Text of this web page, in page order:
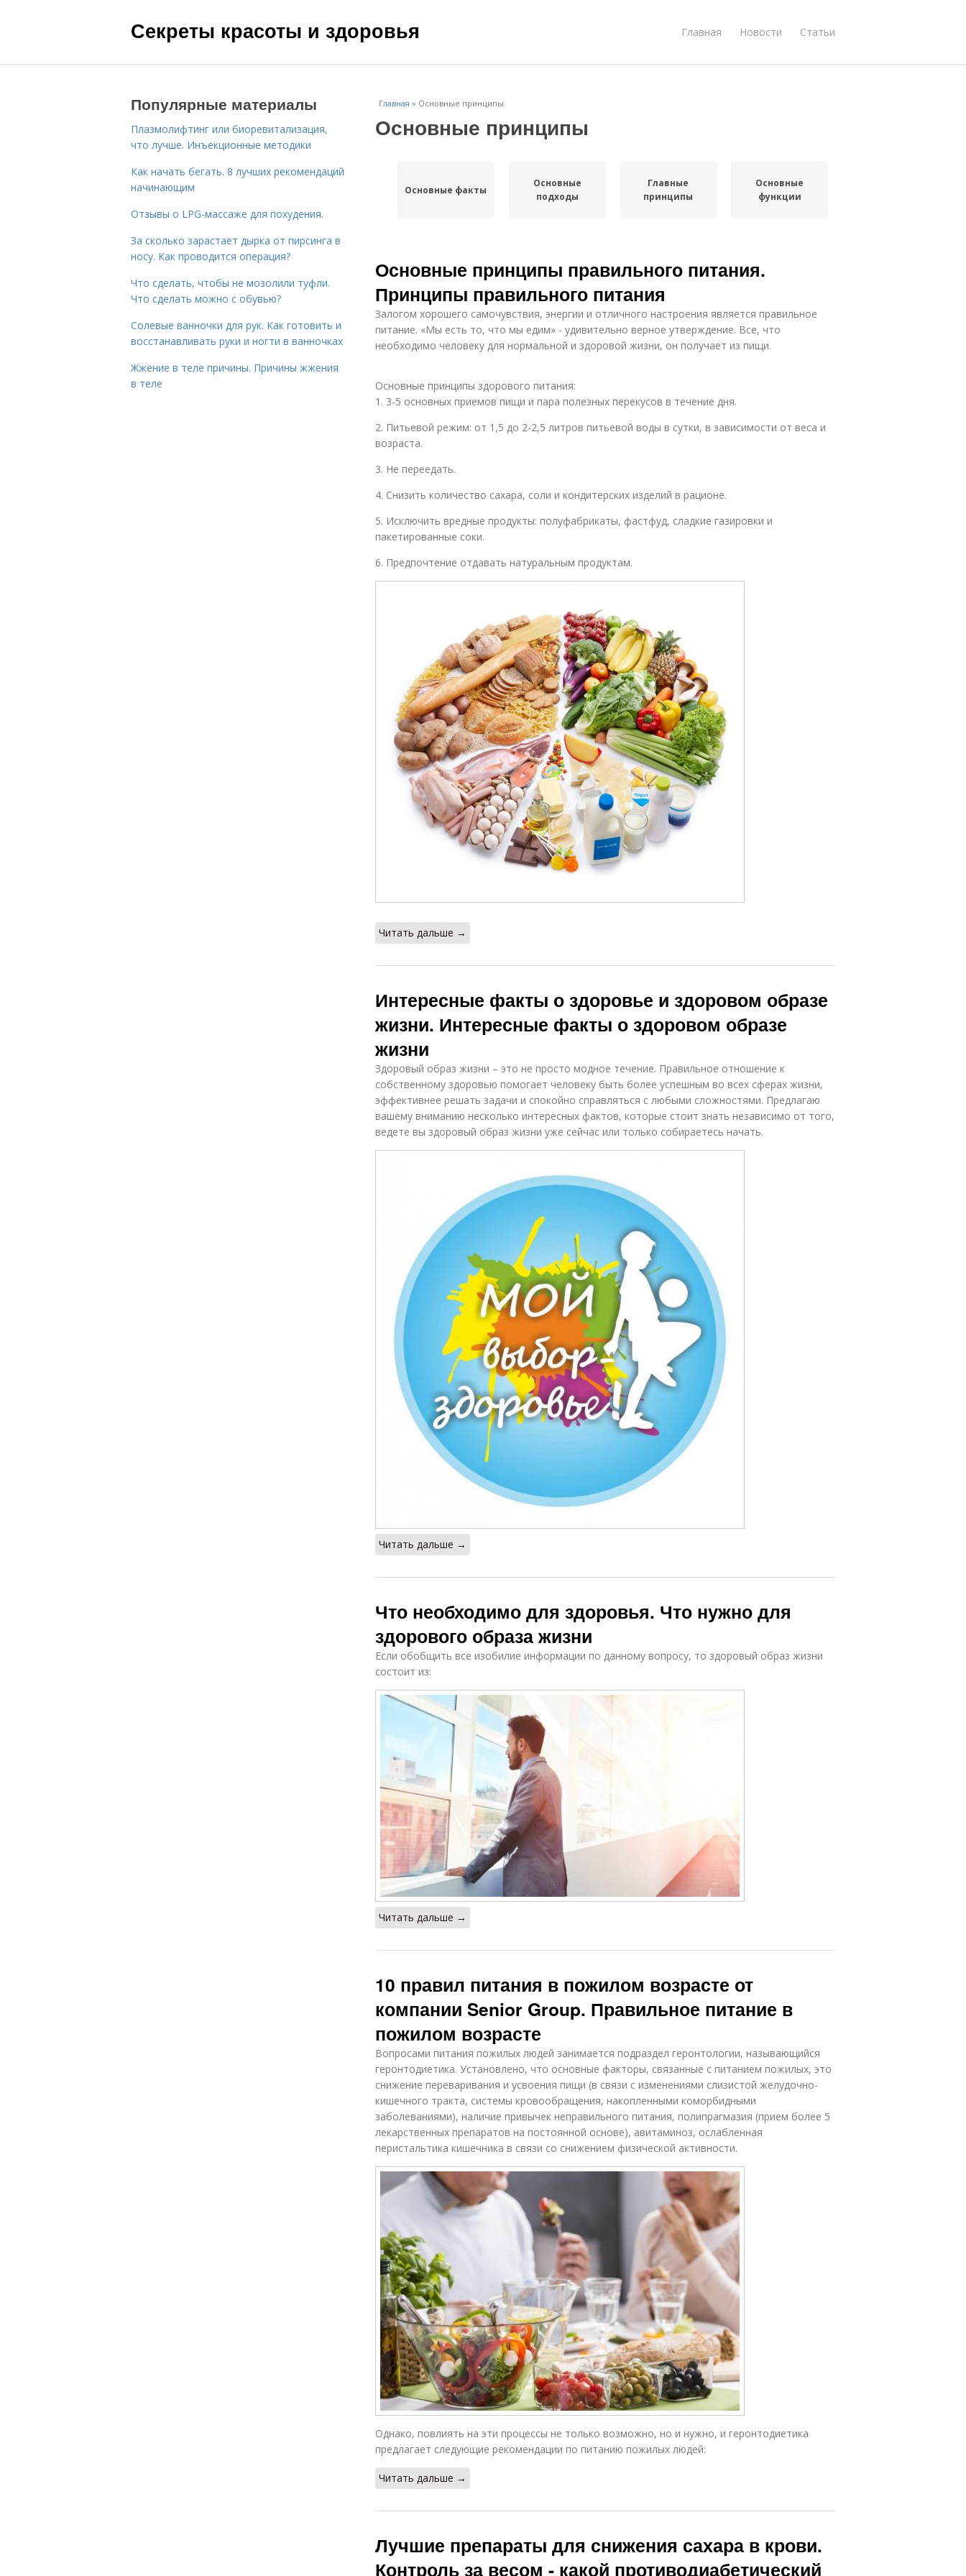
Секреты красоты и здоровья Главная Новости Статьи
Главная » Основные принципы
Основные принципы
Основные факты
Основные
подходы
Главные
принципы
Основные
функции
Основные принципы правильного питания.
Принципы правильного питания
Залогом хорошего самочувствия, энергии и отличного настроения является правильное
питание. «Мы есть то, что мы едим» - удивительно верное утверждение. Все, что
необходимо человеку для нормальной и здоровой жизни, он получает из пищи.
Основные принципы здорового питания:
1. 3-5 основных приемов пищи и пара полезных перекусов в течение дня.
2. Питьевой режим: от 1,5 до 2-2,5 литров питьевой воды в сутки, в зависимости от веса и
возраста.
3. Не переедать.
4. Снизить количество сахара, соли и кондитерских изделий в рационе.
5. Исключить вредные продукты: полуфабрикаты, фастфуд, сладкие газировки и
пакетированные соки.
6. Предпочтение отдавать натуральным продуктам.
Читать дальше →
Интересные факты о здоровье и здоровом образе
жизни. Интересные факты о здоровом образе
жизни
Здоровый образ жизни – это не просто модное течение. Правильное отношение к
собственному здоровью помогает человеку быть более успешным во всех сферах жизни,
эффективнее решать задачи и спокойно справляться с любыми сложностями. Предлагаю
вашему вниманию несколько интересных фактов, которые стоит знать независимо от того,
ведете вы здоровый образ жизни уже сейчас или только собираетесь начать.
Читать дальше →
Что необходимо для здоровья. Что нужно для
здорового образа жизни
Если обобщить все изобилие информации по данному вопросу, то здоровый образ жизни
состоит из:
Читать дальше →
10 правил питания в пожилом возрасте от
компании Senior Group. Правильное питание в
пожилом возрасте
Вопросами питания пожилых людей занимается подраздел геронтологии, называющийся
геронтодиетика. Установлено, что основные факторы, связанные с питанием пожилых, это
снижение переваривания и усвоения пищи (в связи с изменениями слизистой желудочно-
кишечного тракта, системы кровообращения, накопленными коморбидными
заболеваниями), наличие привычек неправильного питания, полипрагмазия (прием более 5
лекарственных препаратов на постоянной основе), авитаминоз, ослабленная
перистальтика кишечника в связи со снижением физической активности.
Однако, повлиять на эти процессы не только возможно, но и нужно, и геронтодиетика
предлагает следующие рекомендации по питанию пожилых людей:
Читать дальше →
Лучшие препараты для снижения сахара в крови.
Контроль за весом - какой противодиабетический
Популярные материалы
Плазмолифтинг или биоревитализация,
что лучше. Инъекционные методики
Как начать бегать. 8 лучших рекомендаций
начинающим
Отзывы о LPG-массаже для похудения.
За сколько зарастает дырка от пирсинга в
носу. Как проводится операция?
Что сделать, чтобы не мозолили туфли.
Что сделать можно с обувью?
Солевые ванночки для рук. Как готовить и
восстанавливать руки и ногти в ванночках
Жжение в теле причины. Причины жжения
в теле